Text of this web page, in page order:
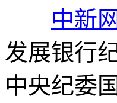
中新网
发展银行
中央纪委